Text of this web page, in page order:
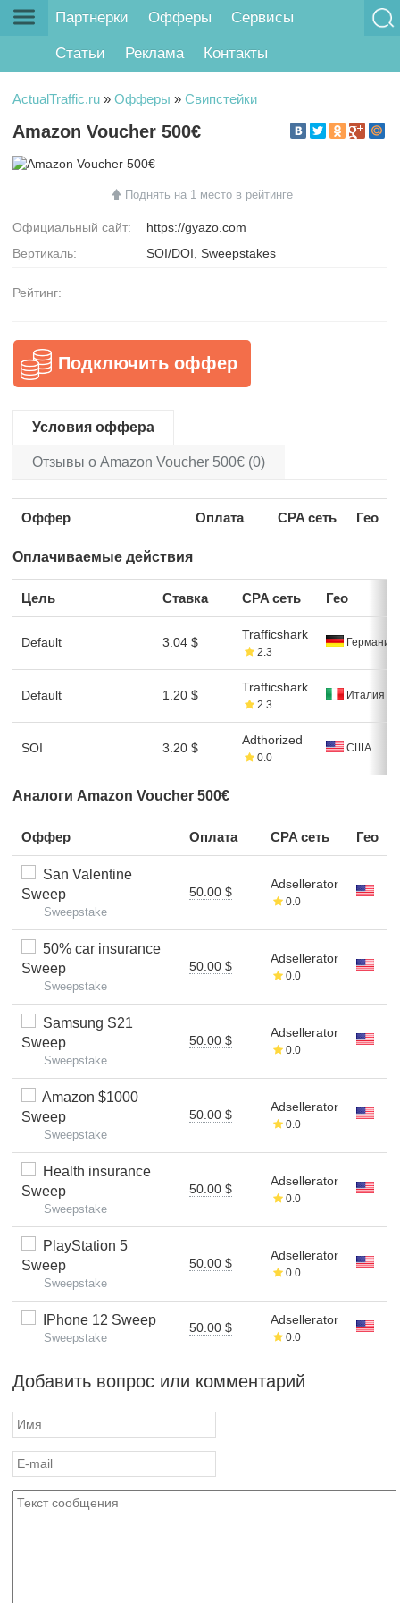
Партнерки Офферы Сервисы
Статьи Реклама Контакты
ActualTraffic.ru » Офферы » Свипстейки
Amazon Voucher 500€
Поднять на 1 место в рейтинге
Официальный сайт:
https://gyazo.com
Вертикаль:
SOI/DOI, Sweepstakes
Рейтинг:
Подключить оффер
Условия оффера
Отзывы о Amazon Voucher 500€ (0)
Оффер Оплата CPA сеть Гео
Оплачиваемые действия
Цель Ставка CPA сеть Гео
Default 3.04 $
Trafficshark
2.3
Германия
Default 1.20 $
Trafficshark
2.3
Италия
SOI 3.20 $
Adthorized
0.0
США
Аналоги Amazon Voucher 500€
Оффер Оплата CPA сеть Гео
San Valentine
Sweep
Sweepstake
50.00 $
Adsellerator
0.0
50% car insurance
Sweep
Sweepstake
50.00 $
Adsellerator
0.0
Samsung S21
Sweep
Sweepstake
50.00 $
Adsellerator
0.0
Amazon $1000
Sweep
Sweepstake
50.00 $
Adsellerator
0.0
Health insurance
Sweep
Sweepstake
50.00 $
Adsellerator
0.0
PlayStation 5
Sweep
Sweepstake
50.00 $
Adsellerator
0.0
IPhone 12 Sweep
Sweepstake
50.00 $
Adsellerator
0.0
Добавить вопрос или комментарий